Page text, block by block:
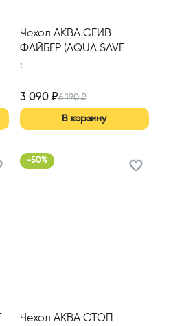
Чехол АКВА СЕЙВ
ФАЙБЕР (AQUA SAVE
FIBER) S 1800*2000
:
3 090₽6 190₽
В корзину
-50%
Чехол АКВА СТОП